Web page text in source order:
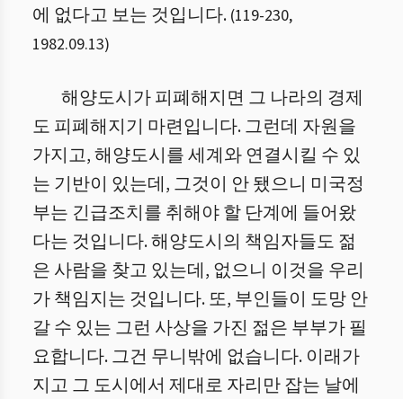
에 없다고 보는 것입니다. (119-230,
1982.09.13)
해양도시가 피폐해지면 그 나라의 경제
도 피폐해지기 마련입니다. 그런데 자원을
가지고, 해양도시를 세계와 연결시킬 수 있
는 기반이 있는데, 그것이 안 됐으니 미국정
부는 긴급조치를 취해야 할 단계에 들어왔
다는 것입니다. 해양도시의 책임자들도 젊
은 사람을 찾고 있는데, 없으니 이것을 우리
가 책임지는 것입니다. 또, 부인들이 도망 안
갈 수 있는 그런 사상을 가진 젊은 부부가 필
요합니다. 그건 무니밖에 없습니다. 이래가
지고 그 도시에서 제대로 자리만 잡는 날에